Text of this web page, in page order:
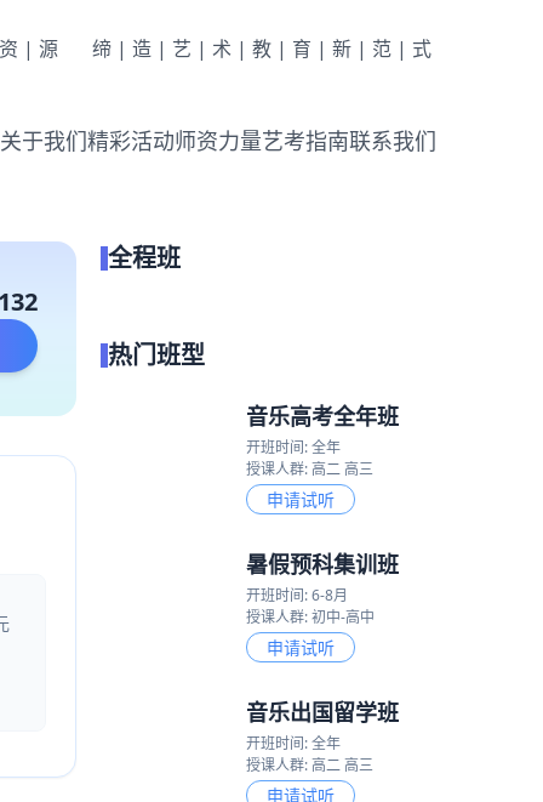
|源 缔|造|艺|术|教|育|新|范|式
关于我们精彩活动师资力量艺考指南联系我们
全程班
点我试听